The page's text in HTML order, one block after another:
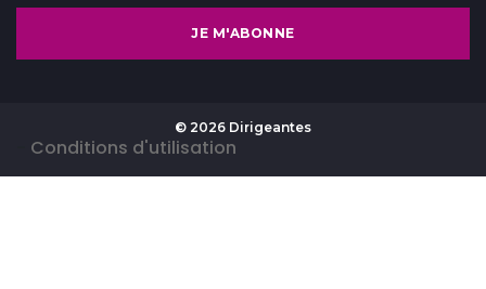
JE M'ABONNE
© 2026 Dirigeantes
Conditions d'utilisation